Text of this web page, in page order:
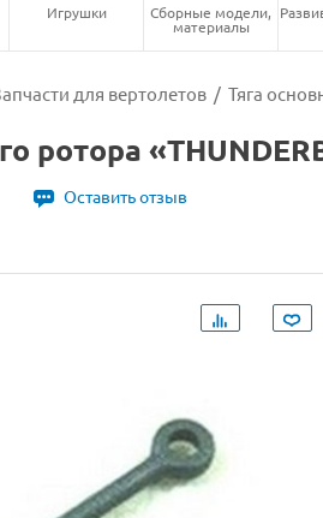
Игрушки Сборные модели,
материалы
для вертолетов / Тяга
ротора
Оставить отзыв